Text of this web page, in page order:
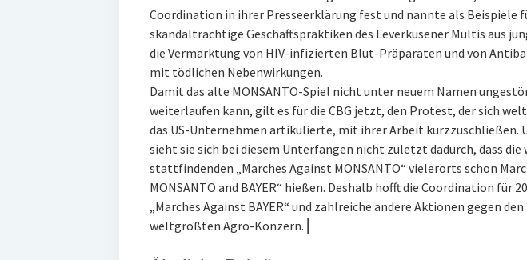
Coordination in ihrer Presseerklärung fest und nannte als Beispiele
skandalträchtige Geschäftspraktiken des Leverkusener Multis aus
die Vermarktung von HIV-infizierten Blut-Präparaten und von
mit tödlichen Nebenwirkungen.
Damit das alte MONSANTO-Spiel nicht unter neuem Namen
weiterlaufen kann, gilt es für die CBG jetzt, den Protest, der sich
das US-Unternehmen artikulierte, mit ihrer Arbeit kurzzuschließen.
sieht sie sich bei diesem Unterfangen nicht zuletzt dadurch, dass
stattfindenden „Marches Against MONSANTO“ vielerorts schon
MONSANTO and BAYER“ hießen. Deshalb hofft die Coordination für
„Marches Against BAYER“ und zahlreiche andere Aktionen gegen
weltgrößten Agro-Konzern. ⎜